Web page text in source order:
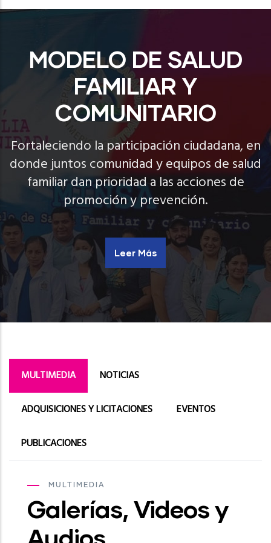
MODELO DE SALUD
FAMILIAR Y
COMUNITARIO
Fortaleciendo la participación ciudadana, en
donde juntos comunidad y equipos de salud
familiar dan prioridad a las acciones de
promoción y prevención.
Leer Más
MULTIMEDIA NOTICIAS
ADQUISICIONES Y LICITACIONES EVENTOS
PUBLICACIONES
MULTIMEDIA
Galerías, Videos y
Audios